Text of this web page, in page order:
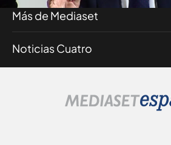
Más de Mediaset
Noticias Cuatro